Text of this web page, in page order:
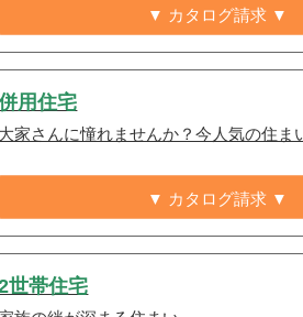
▼ カタログ請求 ▼
用住宅
大家さんに憧れませんか？今人気の住ま
▼ カタログ請求 ▼
世帯住宅